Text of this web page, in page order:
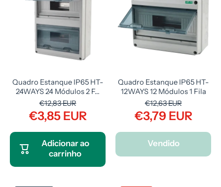
Quadro Estanque IP65 HT-
24WAYS 24 Módulos 2 F...
€12,83 EUR
€3,85 EUR
Adicionar ao
carrinho
Quadro Estanque IP65 HT-
12WAYS 12 Módulos 1 Fila
€12,63 EUR
€3,79 EUR
Vendido